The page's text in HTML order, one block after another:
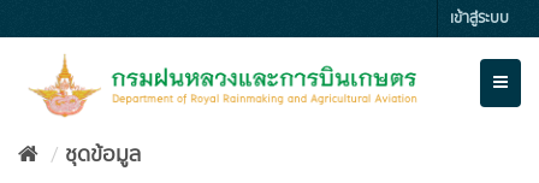
to
เข้าสู่ระบบ
ชุดข้อมูล